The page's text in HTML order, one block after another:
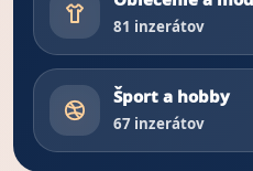
81 inzerátov
Šport a hobby
67 inzerátov